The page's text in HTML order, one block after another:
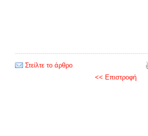
Στείλτε το άρθρο
<< Επιστροφή